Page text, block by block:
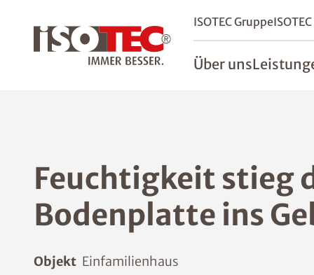
ISOTEC Gruppe
Über uns
Feuchtigkeit stieg
Bodenplatte ins
Objekt Einfamilienhaus